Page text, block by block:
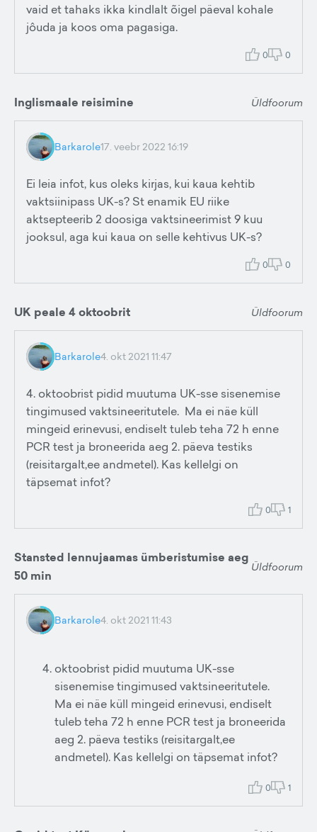
vaid et tahaks ikka kindlalt õigel päeval kohale
jôuda ja koos oma pagasiga.
0 0
Inglismaale reisimine Üldfoorum
Barkarole17. veebr 2022 16:19
Ei leia infot, kus oleks kirjas, kui kaua kehtib
vaktsiinipass UK-s? St enamik EU riike
aktsepteerib 2 doosiga vaktsineerimist 9 kuu
jooksul, aga kui kaua on selle kehtivus UK-s?
0 0
UK peale 4 oktoobrit Üldfoorum
Barkarole4. okt 2021 11:47
4. oktoobrist pidid muutuma UK-sse sisenemise
tingimused vaktsineeritutele. Ma ei näe küll
mingeid erinevusi, endiselt tuleb teha 72 h enne
PCR test ja broneerida aeg 2. päeva testiks
(reisitargalt,ee andmetel). Kas kellelgi on
täpsemat infot?
0 1
Stansted lennujaamas ümberistumise aeg
50 min
Üldfoorum
Barkarole4. okt 2021 11:43
oktoobrist pidid muutuma UK-sse
sisenemise tingimused vaktsineeritutele.
Ma ei näe küll mingeid erinevusi, endiselt
tuleb teha 72 h enne PCR test ja broneerida
aeg 2. päeva testiks (reisitargalt,ee
andmetel). Kas kellelgi on täpsemat infot?
0 1